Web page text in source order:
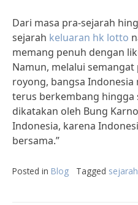
Dari masa pra-sejarah
sejarah keluaran hk lotto
memang penuh dengan
Namun, melalui
royong, bangsa
terus berkembang hingga
dikatakan oleh Bung
Indonesia, karena
bersama.”
Posted in Blog Tagged